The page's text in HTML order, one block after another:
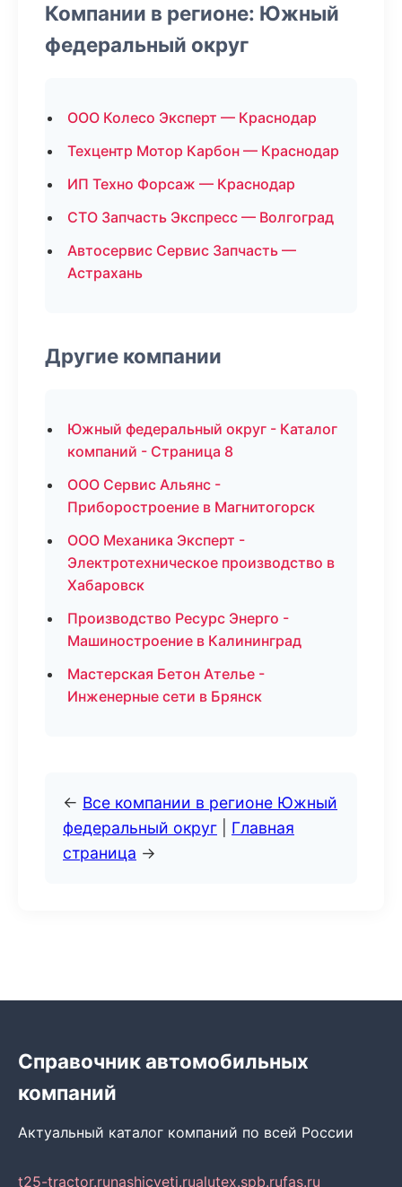
Компании в регионе: Южный
федеральный округ
ООО Колесо Эксперт — Краснодар
Техцентр Мотор Карбон — Краснодар
ИП Техно Форсаж — Краснодар
СТО Запчасть Экспресс — Волгоград
Автосервис Сервис Запчасть —
Астрахань
Другие компании
Южный федеральный округ - Каталог
компаний - Страница 8
ООО Сервис Альянс -
Приборостроение в Магнитогорск
ООО Механика Эксперт -
Электротехническое производство в
Хабаровск
Производство Ресурс Энерго -
Машиностроение в Калининград
Мастерская Бетон Ателье -
Инженерные сети в Брянск
← Все компании в регионе Южный
федеральный округ
Главная
страница →
Справочник автомобильных
компаний
Актуальный каталог компаний по всей России
t25-tractor.runashicveti.rualutex.spb.rufas.ru